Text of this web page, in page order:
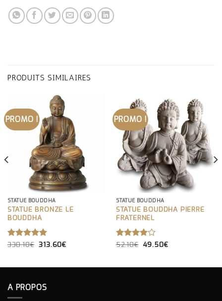
PRODUITS SIMILAIRES
PROMO !
STATUE BOUDDHA
STATUE BRONZE LE
BOUDDHA
NOTE5.00
330.10€ LE
330.10€.
313.60€LE
313.60€.
PROMO !
STATUE BOUDDHA
STATUE BOUDDHA PIERRE
FRATERNEL
NOTE
52.10€ LE
52.10€.
49.50€LE
49.50€.
A PROPOS